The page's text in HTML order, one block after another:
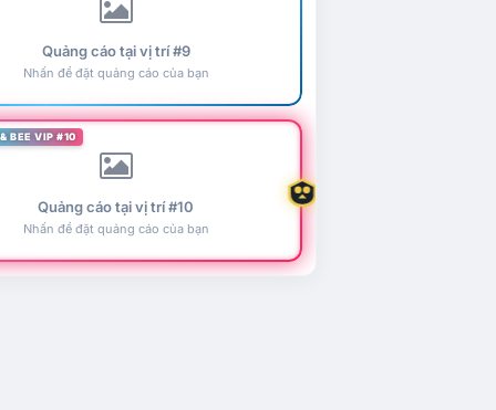
Quảng cáo tại vị trí #9
Nhấn để đặt quảng cáo của bạn
BEE VIP #10
Quảng cáo tại vị trí #10
Nhấn để đặt quảng cáo của bạn